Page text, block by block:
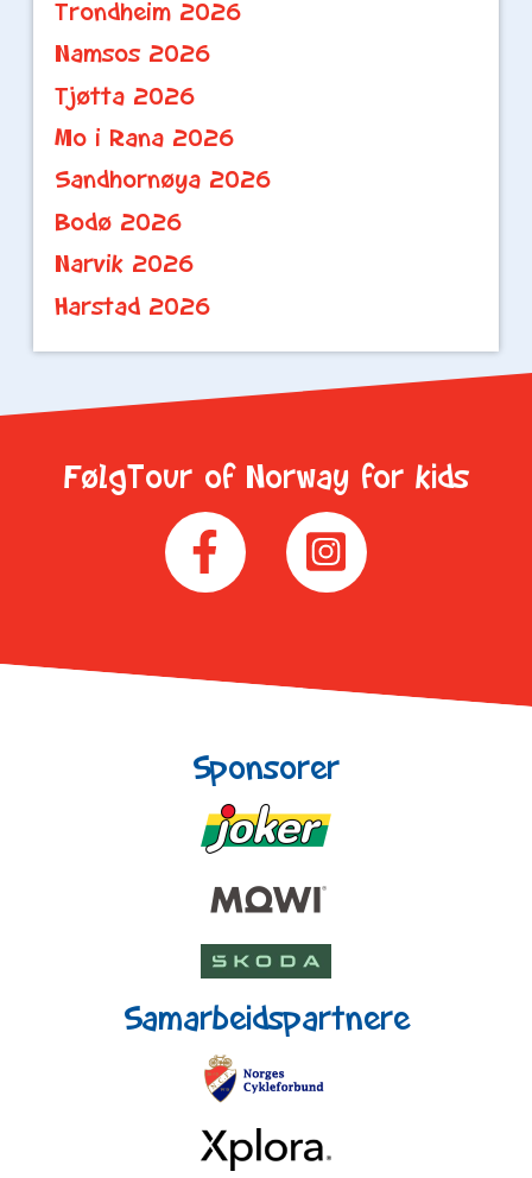
Trondheim 2026
Namsos 2026
Tjøtta 2026
Mo i Rana 2026
Sandhornøya 2026
Bodø 2026
Narvik 2026
Harstad 2026
FølgTour of Norway for kids
Sponsorer
Samarbeidspartnere